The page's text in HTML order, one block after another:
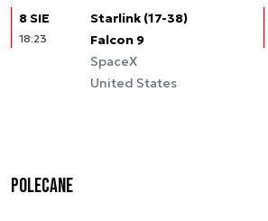
8 SIE
18:23
Starlink (17-38)
Falcon 9
SpaceX
United States
Polecane